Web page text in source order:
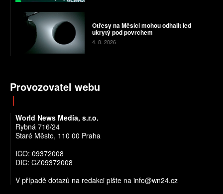
Otřesy na Měsíci mohou odhalit led
ukrytý pod povrchem
4. 8. 2026
Provozovatel webu
World News Media, s.r.o.
Rybná 716/24
Staré Město, 110 00 Praha
IČO: 09372008
DIČ: CZ09372008
V případě dotazů na redakci pište na info@wn24.cz